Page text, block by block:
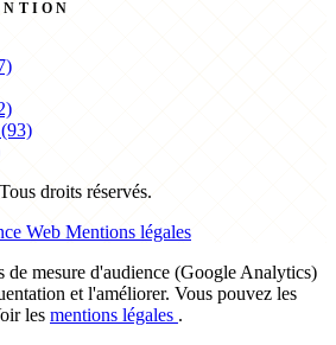
droits réservés.
Web Mentions légales
de mesure d'audience (Google Analytics)
et l'améliorer. Vous pouvez les
les mentions légales .